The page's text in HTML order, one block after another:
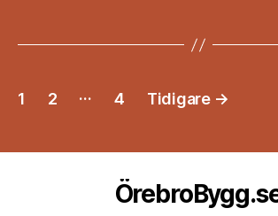
Inläggsnavigering
1 2 … 4 Tidigare →